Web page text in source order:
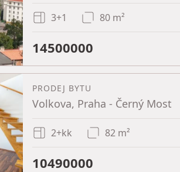
3+1 80 m²
14500000
PRODEJ BYTU
Volkova, Praha - Černý Most
2+kk 82 m²
10490000